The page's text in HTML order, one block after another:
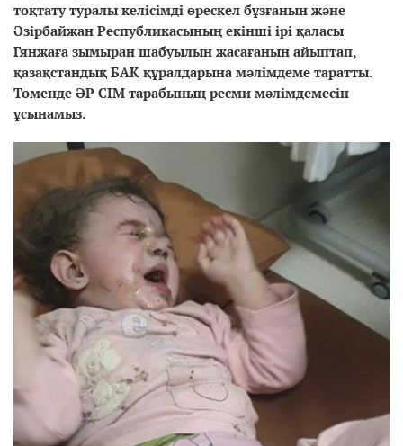
тоқтату туралы келісімді өрескел бұзғанын және
Әзірбайжан Республикасының екінші ірі қаласы
Гянжаға зымыран шабуылын жасағанын айыптап,
қазақстандық БАҚ құралдарына мәлімдеме таратты.
Төменде ӘР СІМ тарабының ресми мәлімдемесін
ұсынамыз.